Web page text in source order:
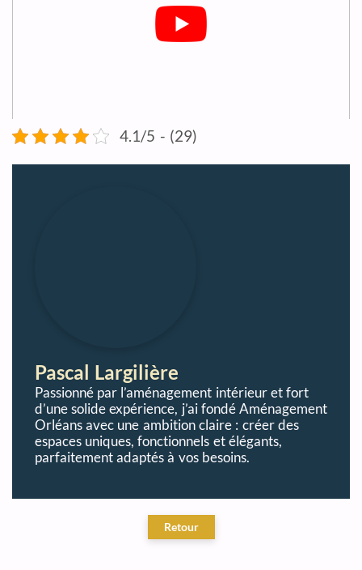
4.1/5 - (29)
Pascal Largilière
Passionné par l’aménagement intérieur et fort
d’une solide expérience, j’ai fondé Aménagement
Orléans avec une ambition claire : créer des
espaces uniques, fonctionnels et élégants,
parfaitement adaptés à vos besoins.